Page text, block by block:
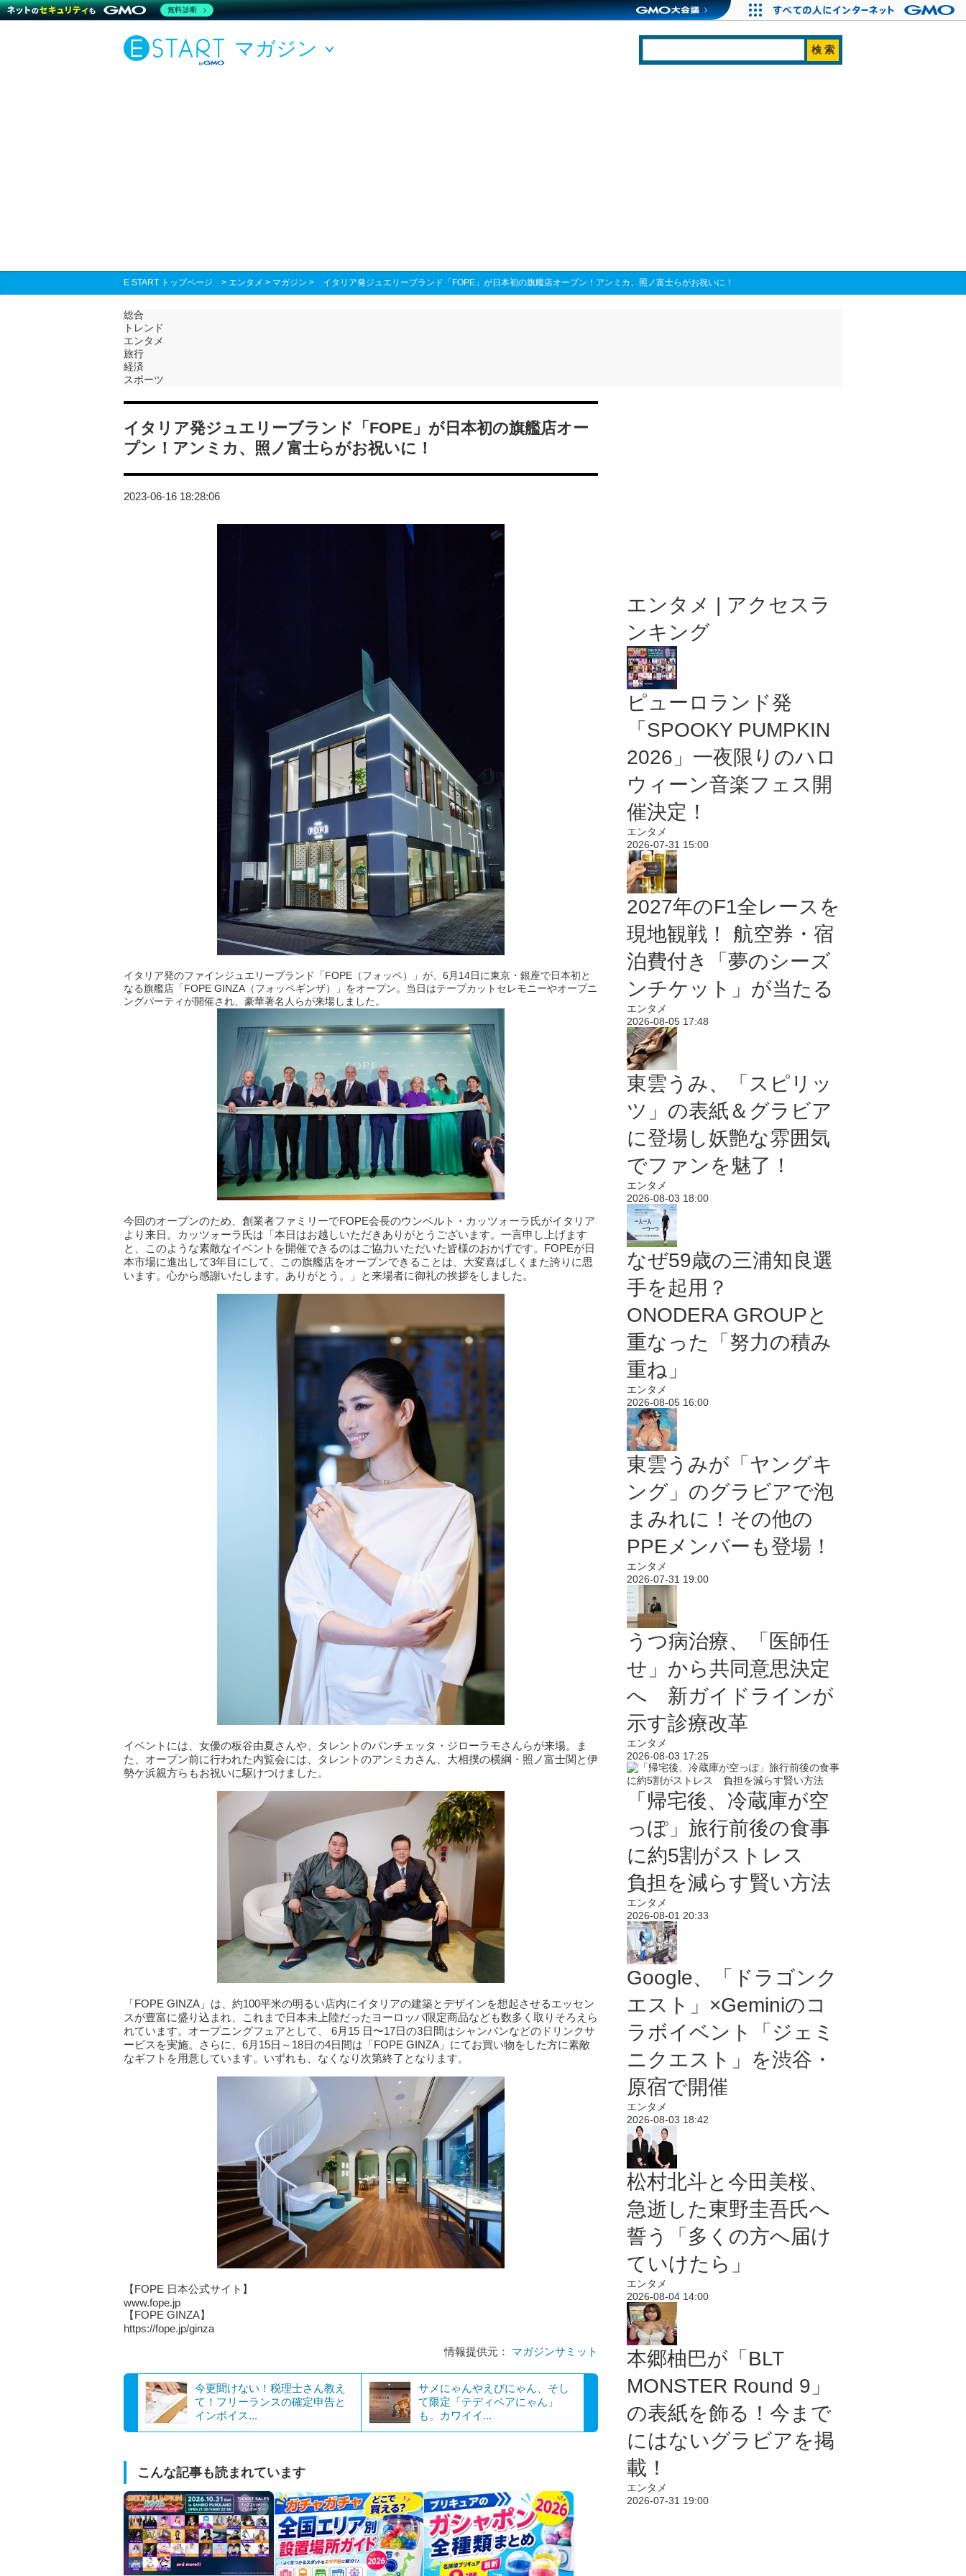
マガジン
E START トップページ > エンタメ > マガジン > イタリア発ジュエリーブランド「FOPE」が日本初の旗艦店オープン！アンミカ、照ノ富士らがお祝いに！
総合
トレンド
エンタメ
旅行
経済
スポーツ
イタリア発ジュエリーブランド「FOPE」が日本初の旗艦店オー
プン！アンミカ、照ノ富士らがお祝いに！
2023-06-16 18:28:06
イタリア発のファインジュエリーブランド「FOPE（フォッペ）」が、6月14日に東京・銀座で日本初と
なる旗艦店「FOPE GINZA（フォッペギンザ）」をオープン。当日はテープカットセレモニーやオープニ
ングパーティが開催され、豪華著名人らが来場しました。
今回のオープンのため、創業者ファミリーでFOPE会長のウンベルト・カッツォーラ氏がイタリア
より来日。カッツォーラ氏は「本日はお越しいただきありがとうございます。一言申し上げます
と、このような素敵なイベントを開催できるのはご協力いただいた皆様のおかげです。FOPEが日
本市場に進出して3年目にして、この旗艦店をオープンできることは、大変喜ばしくまた誇りに思
います。心から感謝いたします。ありがとう。」と来場者に御礼の挨拶をしました。
イベントには、女優の板谷由夏さんや、タレントのパンチェッタ・ジローラモさんらが来場。ま
た、オープン前に行われた内覧会には、タレントのアンミカさん、大相撲の横綱・照ノ富士関と伊
勢ケ浜親方らもお祝いに駆けつけました。
「FOPE GINZA」は、約100平米の明るい店内にイタリアの建築とデザインを想起させるエッセン
スが豊富に盛り込まれ、これまで日本未上陸だったヨーロッパ限定商品なども数多く取りそろえら
れています。オープニングフェアとして、 6月15 日〜17日の3日間はシャンパンなどのドリンクサ
ービスを実施。さらに、6月15日～18日の4日間は「FOPE GINZA」にてお買い物をした方に素敵
なギフトを用意しています。いずれも、なくなり次第終了となります。
【FOPE 日本公式サイト】
www.fope.jp
【FOPE GINZA】
https://fope.jp/ginza
情報提供元： マガジンサミット
今更聞けない！税理士さん教え
て！フリーランスの確定申告と
インボイス...
サメにゃんやえびにゃん、そし
て限定「テディベアにゃん」
も。カワイイ...
こんな記事も読まれています
エンタメ | アクセスラ
ンキング
ピューロランド発
「SPOOKY PUMPKIN
2026」一夜限りのハロ
ウィーン音楽フェス開
催決定！
エンタメ
2026-07-31 15:00
2027年のF1全レースを
現地観戦！ 航空券・宿
泊費付き「夢のシーズ
ンチケット」が当たる
エンタメ
2026-08-05 17:48
東雲うみ、「スピリッ
ツ」の表紙＆グラビア
に登場し妖艶な雰囲気
でファンを魅了！
エンタメ
2026-08-03 18:00
なぜ59歳の三浦知良選
手を起用？
ONODERA GROUPと
重なった「努力の積み
重ね」
エンタメ
2026-08-05 16:00
東雲うみが「ヤングキ
ング」のグラビアで泡
まみれに！その他の
PPEメンバーも登場！
エンタメ
2026-07-31 19:00
うつ病治療、「医師任
せ」から共同意思決定
へ 新ガイドラインが
示す診療改革
エンタメ
2026-08-03 17:25
「帰宅後、冷蔵庫が空
っぽ」旅行前後の食事
に約5割がストレス
負担を減らす賢い方法
エンタメ
2026-08-01 20:33
Google、「ドラゴンク
エスト」×Geminiのコ
ラボイベント「ジェミ
ニクエスト」を渋谷・
原宿で開催
エンタメ
2026-08-03 18:42
松村北斗と今田美桜、
急逝した東野圭吾氏へ
誓う「多くの方へ届け
ていけたら」
エンタメ
2026-08-04 14:00
本郷柚巴が「BLT
MONSTER Round 9」
の表紙を飾る！今まで
にはないグラビアを掲
載！
エンタメ
2026-07-31 19:00
無料診断